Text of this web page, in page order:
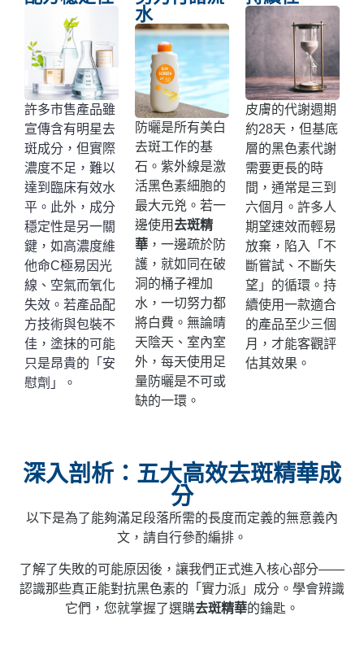
許多市售產品雖
宣傳含有明星去
斑成分，但實際
濃度不足，難以
達到臨床有效水
平。此外，成分
穩定性是另一關
鍵，如高濃度維
他命C極易因光
線、空氣而氧化
失效。若產品配
方技術與包裝不
佳，塗抹的可能
只是昂貴的「安
慰劑」。
水
防曬是所有美白
去斑工作的基
石。紫外線是激
活黑色素細胞的
最大元兇。若一
邊使用去斑精
華 ，一邊疏於防
護，就如同在破
洞的桶子裡加
水，一切努力都
將白費。無論晴
天陰天、室內室
外，每天使用足
量防曬是不可或
缺的一環。
皮膚的代謝週期
約28天，但基底
層的黑色素代謝
需要更長的時
間，通常是三到
六個月。許多人
期望速效而輕易
放棄，陷入「不
斷嘗試、不斷失
望」的循環。持
續使用一款適合
的產品至少三個
月，才能客觀評
估其效果。
深入剖析：五大高效去斑精華成
分
以下是為了能夠滿足段落所需的長度而定義的無意義內
文，請自行參酌編排。
了解了失敗的可能原因後，讓我們正式進入核心部分——
認識那些真正能對抗黑色素的「實力派」成分。學會辨識
它們，您就掌握了選購去斑精華的鑰匙。